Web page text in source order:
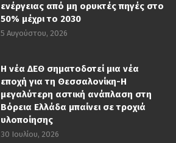
ενέργειας από μη ορυκτές πηγές στο
50% μέχρι το 2030
5 Αυγούστου, 2026
Η νέα ΔΕΘ σηματοδοτεί μια νέα
εποχή για τη Θεσσαλονίκη-Η
μεγαλύτερη αστική ανάπλαση στη
Βόρεια Ελλάδα μπαίνει σε τροχιά
υλοποίησης
30 Ιουλίου, 2026